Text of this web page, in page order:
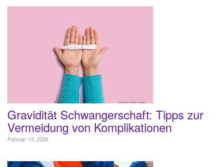
Gravidität Schwangerschaft: Tipps zur
Vermeidung von Komplikationen
Februar 13, 2026